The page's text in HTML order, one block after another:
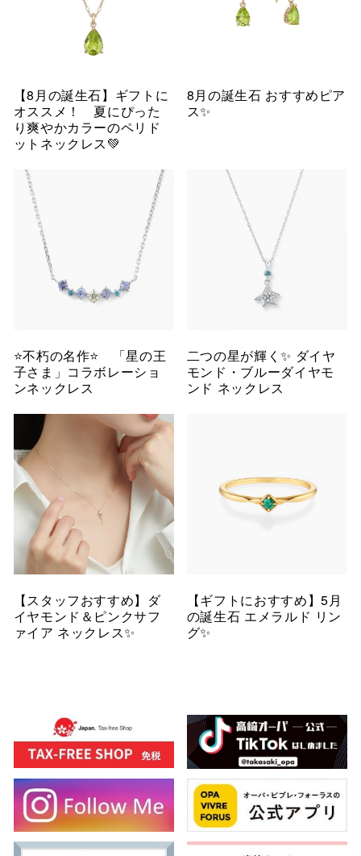
【8月の誕生石】ギフトに
オススメ！ 夏にぴった
り爽やかカラーのペリド
ットネックレス💚
8月の誕生石 おすすめピア
ス✨
⭐️不朽の名作⭐️ 「星の王
子さま」コラボレーショ
ンネックレス
二つの星が輝く✨ ダイヤ
モンド・ブルーダイヤモ
ンド ネックレス
【スタッフおすすめ】ダ
イヤモンド＆ピンクサフ
ァイア ネックレス✨
【ギフトにおすすめ】5月
の誕生石 エメラルド リン
グ✨